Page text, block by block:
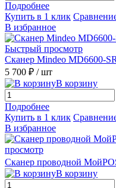
Подробнее
Купить в 1 клик
В избранное
Быстрый просмотр
Сканер Mindeo MD6600-
5 700 ₽ / шт
В корзину
Подробнее
Купить в 1 клик
В избранное
просмотр
Сканер проводной
В корзину